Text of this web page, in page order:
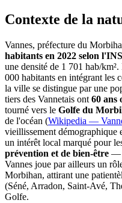
Contexte de la
Vannes, préfecture du
habitants en 2022 selon
une densité de 1 701 hab/
000 habitants en intégrant les
la ville se distingue par une
tiers des Vannetais ont 60 ans
tourné vers le Golfe du
de l'océan (Wikipedia —
vieillissement démographique
un intérêt local marqué pour
prévention et de bien-être —
Vannes joue par ailleurs un
Morbihan, attirant une
(Séné, Arradon, Saint-Avé,
Golfe.